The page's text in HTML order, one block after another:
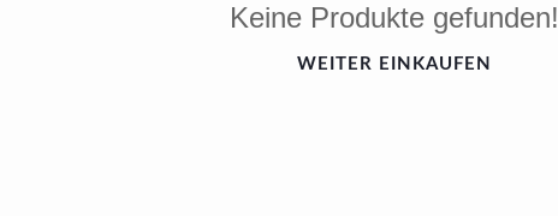
Keine Produkte gefunden!
WEITER EINKAUFEN